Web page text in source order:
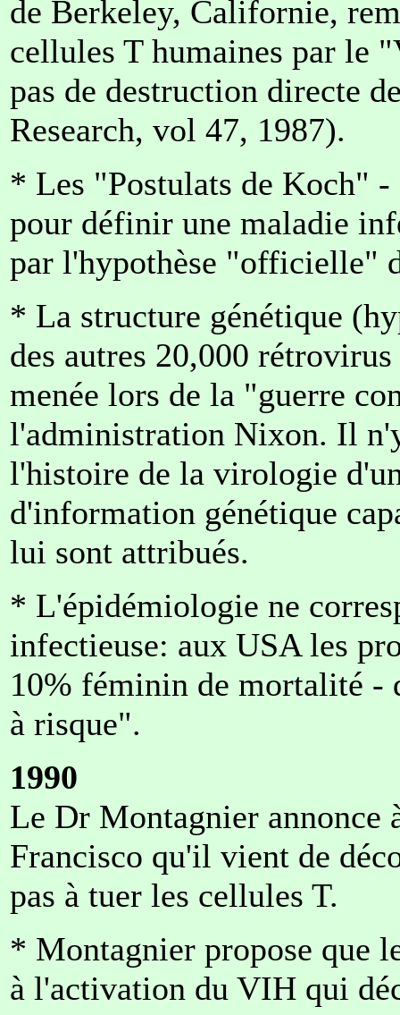
de Berkeley, Californie,
cellules T humaines par
pas de destruction directe
Research, vol 47, 1987).
* Les "Postulats de Koch"
pour définir une maladie
par l'hypothèse "officielle"
* La structure génétique
des autres 20,000
menée lors de la "guerre
l'administration Nixon. Il
l'histoire de la virologie
d'information génétique
lui sont attribués.
* L'épidémiologie ne
infectieuse: aux USA les
10% féminin de mortalité -
à risque".
1990
Le Dr Montagnier annonce
Francisco qu'il vient de
pas à tuer les cellules T.
* Montagnier propose que
à l'activation du VIH qui